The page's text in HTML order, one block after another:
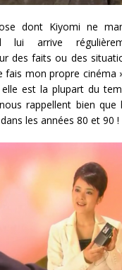
dont Kiyomi ne
Il lui arrive
des faits ou des
fais mon propre cinéma
est la plupart du
rappellent bien que
les années 80 et 90 !